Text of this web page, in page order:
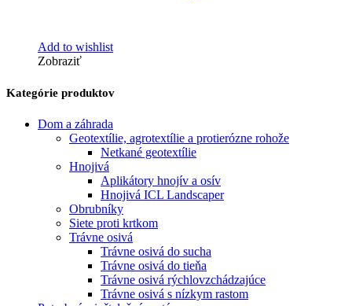
Add to wishlist
Zobraziť
Kategórie produktov
Dom a záhrada
Geotextílie, agrotextílie a protierózne rohože
Netkané geotextílie
Hnojivá
Aplikátory hnojív a osív
Hnojivá ICL Landscaper
Obrubníky
Siete proti krtkom
Trávne osivá
Trávne osivá do sucha
Trávne osivá do tieňa
Trávne osivá rýchlovzchádzajúce
Trávne osivá s nízkym rastom